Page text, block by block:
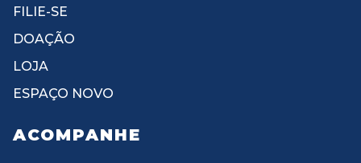
FILIE-SE
DOAÇÃO
LOJA
ESPAÇO NOVO
ACOMPANHE